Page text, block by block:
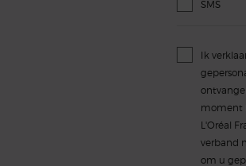
SMS
Ik
moment
L'Oréal
verband
om u